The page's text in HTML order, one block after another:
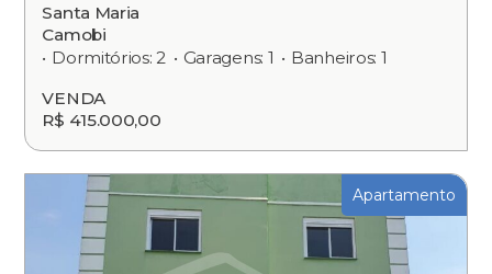
Santa Maria
Camobi
Dormitórios: 2
Garagens: 1
Banheiros: 1
VENDA
R$ 415.000,00
Apartamento